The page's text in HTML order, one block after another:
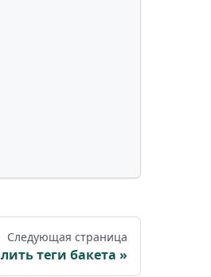
Следующая страница
теги бакета